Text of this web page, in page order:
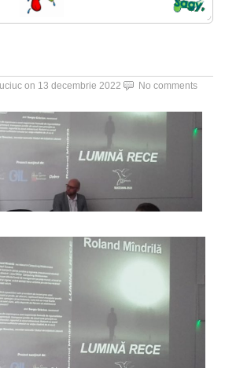
on 13 decembrie 2022 No comments